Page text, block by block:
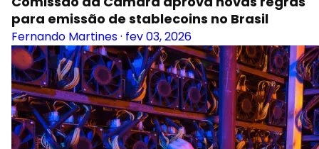
para emissão de stablecoins no Brasil
Fernando Martines· fev 03, 2026